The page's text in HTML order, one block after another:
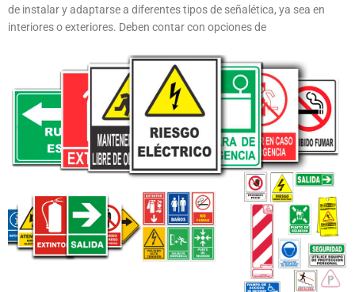
de instalar y adaptarse a diferentes tipos de señalética, ya sea en
interiores o exteriores. Deben contar con opciones de